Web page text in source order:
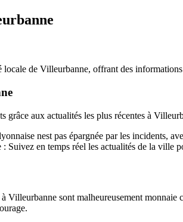
de Villeurbanne, offrant des
grâce aux actualités les plus récentes à
nest pas épargnée par les incidents,
Suivez en temps réel les actualités de la ville
Villeurbanne sont malheureusement